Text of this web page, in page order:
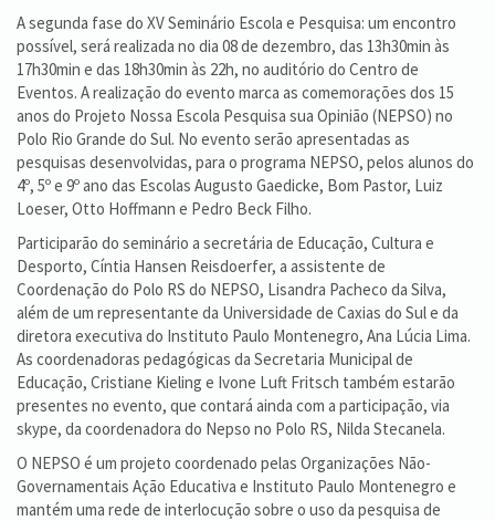
A segunda fase do XV Seminário Escola e Pesquisa: um encontro
possível, será realizada no dia 08 de dezembro, das 13h30min às
17h30min e das 18h30min às 22h, no auditório do Centro de
Eventos. A realização do evento marca as comemorações dos 15
anos do Projeto Nossa Escola Pesquisa sua Opinião (NEPSO) no
Polo Rio Grande do Sul. No evento serão apresentadas as
pesquisas desenvolvidas, para o programa NEPSO, pelos alunos do
4º, 5º e 9º ano das Escolas Augusto Gaedicke, Bom Pastor, Luiz
Loeser, Otto Hoffmann e Pedro Beck Filho.
Participarão do seminário a secretária de Educação, Cultura e
Desporto, Cíntia Hansen Reisdoerfer, a assistente de
Coordenação do Polo RS do NEPSO, Lisandra Pacheco da Silva,
além de um representante da Universidade de Caxias do Sul e da
diretora executiva do Instituto Paulo Montenegro, Ana Lúcia Lima.
As coordenadoras pedagógicas da Secretaria Municipal de
Educação, Cristiane Kieling e Ivone Luft Fritsch também estarão
presentes no evento, que contará ainda com a participação, via
skype, da coordenadora do Nepso no Polo RS, Nilda Stecanela.
O NEPSO é um projeto coordenado pelas Organizações Não-
Governamentais Ação Educativa e Instituto Paulo Montenegro e
mantém uma rede de interlocução sobre o uso da pesquisa de